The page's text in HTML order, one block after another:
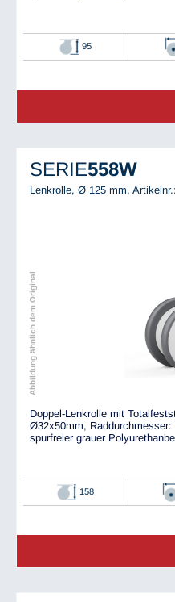
95
SERIE558W
Lenkrolle, Ø 125 mm,
Abbildung ähnlich dem Original
Doppel-Lenkrolle mit
Ø32x50mm,
spurfreier grauer
158